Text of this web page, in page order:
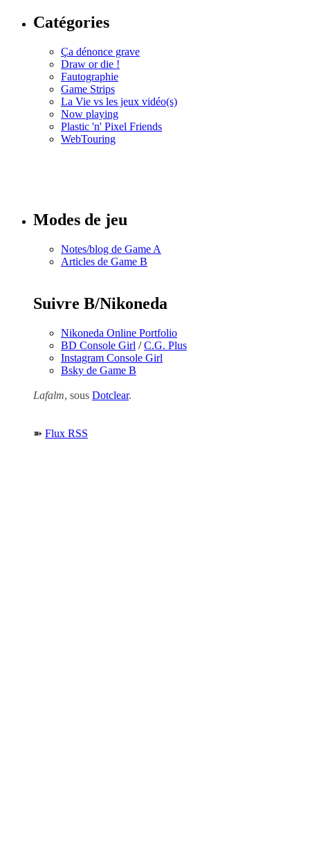
Catégories
Ça dénonce grave
Draw or die !
Fautographie
Game Strips
La Vie vs les jeux vidéo(s)
Now playing
Plastic 'n' Pixel Friends
WebTouring
Modes de jeu
Notes/blog de Game A
Articles de Game B
Suivre B/Nikoneda
Nikoneda Online Portfolio
BD Console Girl /C.G. Plus
Instagram Console Girl
Bsky de Game B
Lafalm, sous Dotclear.
➽ Flux RSS